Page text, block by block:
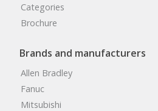
Categories
Brochure
Brands and manufacturers
Allen Bradley
Fanuc
Mitsubishi